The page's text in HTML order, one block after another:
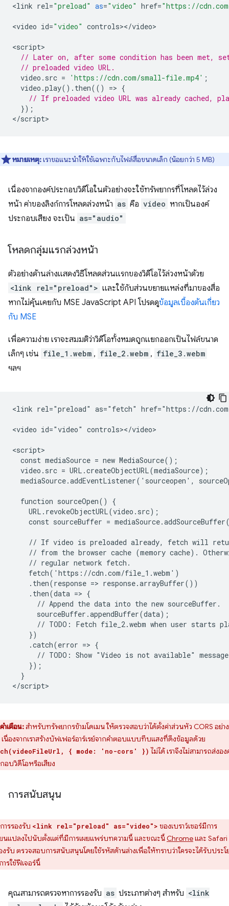
<link rel="preload" as="video" href="https://
<video id="video" controls></video>
<script
// Later on, after some condition has been met,
// preloaded video URL.
video . src = 'https://cdn.com/small-file.mp4' ;
video .play(). then(() => {
// If preloaded video URL was already cached,
});
</script
หมายเหตุ:เราขอแนะนำให้ใช้เฉพาะกับไฟล์สื่อขนาดเล็ก (น้อยกว่า 5 MB)
เนื่องจากองค์ประกอบวิดีโอในตัวอย่างจะใช้ทรัพยากรที่โหลดไว้ล่วง
หน้า ค่าของลิงก์การโหลดล่วงหน้า as คือ video หากเป็นองค์
ประกอบเสียง จะเป็น as="audio"
โหลดกลุ่มแรกล่วงหน้า
ตัวอย่างด้านล่างแสดงวิธีโหลดส่วนแรกของวิดีโอไว้ล่วงหน้าด้วย
<link rel="preload"> และใช้กับส่วนขยายแหล่งที่มาของสื่อ
หากไม่คุ้นเคยกับ MSE JavaScript API โปรดดูข้อมูลเบื้องต้นเกี่ยว
กับ MSE
เพื่อความง่าย เราจะสมมติว่าวิดีโอทั้งหมดถูกแยกออกเป็นไฟล์ขนาด
เล็กๆ เช่น file_1.webm , file_2.webm , file_3.webm
ฯลฯ
<link rel="preload" as="fetch" href="https://
<video id="video" controls></video>
<script>
  const mediaSource = new MediaSource();
  video.src = URL.createObjectURL(mediaSource);
mediaSource.addEventListener('sourceopen',
  function sourceOpen() {
    URL.revokeObjectURL(video.src);
const sourceBuffer =
// If video is preloaded already, fetch will
// from the browser cache (memory cache).
    // regular network fetch.
    fetch('https://cdn.com/file_1.webm')
    .then(response => response.arrayBuffer())
    .then(data => {
      // Append the data into the new sourceBuffer.
      sourceBuffer.appendBuffer(data);
// TODO: Fetch file_2.webm when user starts
    })
    .catch(error => {
// TODO: Show "Video is not available"
    });
  }
คำเตือน:สำหรับทรัพยากรข้ามโดเมน ให้ตรวจสอบว่าได้ตั้งค่าส่วนหัว CORS อย่า
นื่องจากเราสร้างบัฟเฟอร์อาร์เรย์จากคำตอบแบบทึบแสงที่ดึงข้อมูลด้วย
{ mode: 'no-cors' }) ไม่ได้ เราจึงไม่สามารถส่งอง
อบวิดีโอหรือเสียง
การสนับสนุน
การรองรับ <link rel="preload" as="video"> ของเบราว์เซอร์มีการ
นแปลงไปนับตั้งแต่ที่มีการเผยแพร่บทความนี้ และขณะนี้Chromeและ Safari
งรับ ตรวจสอบการสนับสนุนโดยใช้รหัสด้านล่างเพื่อให้ทราบว่าใครจะได้รับประ
ารใช้ฟีเจอร์นี้
คุณสามารถตรวจหาการรองรับ as ประเภทต่างๆ สำหรับ <link